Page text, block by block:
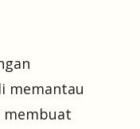
memantau
membuat